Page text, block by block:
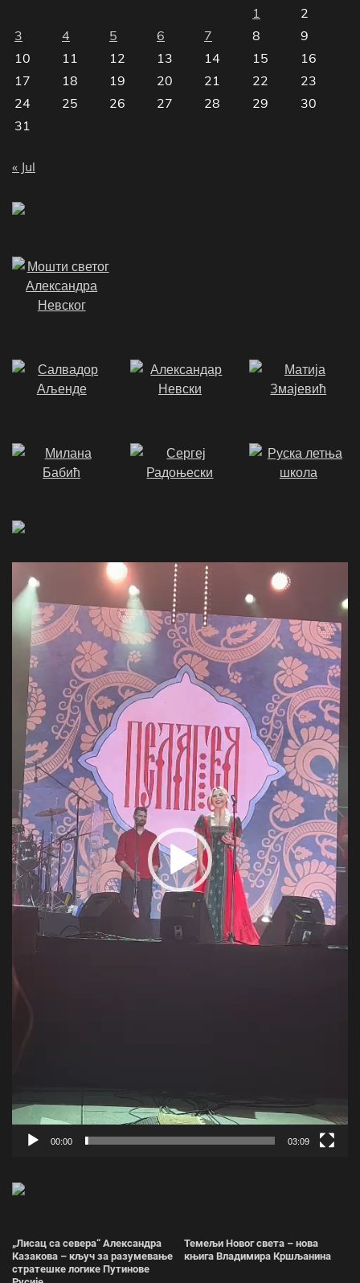
1
2
3
4 5 6 7 8
9
10
11 12 13 14 15
16
17
18 19 20 21 22
23
24
25 26 27 28 29
30
31
« Jul
Player
00:00 03:09
„Лисац са севера“ Александра
Казакова – кључ за разумевање
стратешке логике Путинове
Темељи Новог света – нова
књига Владимира Кршљанина